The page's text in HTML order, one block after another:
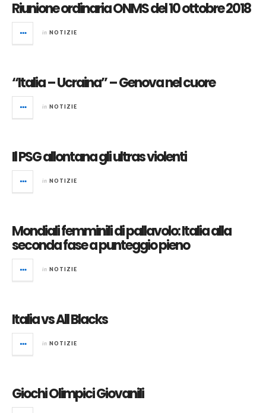
Riunione ordinaria ONMS del 10 ottobre 2018
in NOTIZIE
“Italia – Ucraina” – Genova nel cuore
in NOTIZIE
Il PSG allontana gli ultras violenti
in NOTIZIE
Mondiali femminili di pallavolo: Italia alla
seconda fase a punteggio pieno
in NOTIZIE
Italia vs All Blacks
in NOTIZIE
Giochi Olimpici Giovanili